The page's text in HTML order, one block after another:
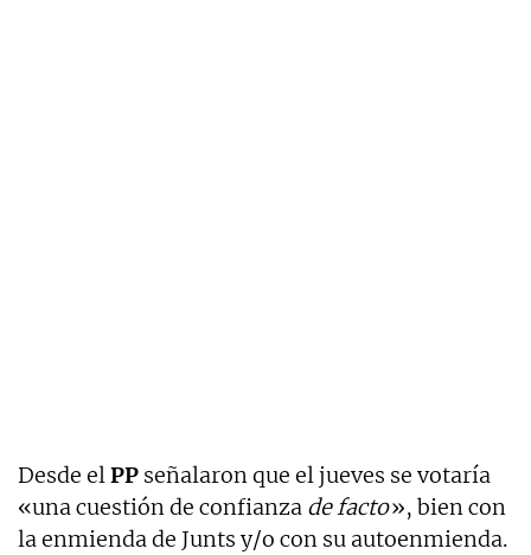
Desde elPP señalaron que el jueves se votaría
«una cuestión de confianza de facto», bien con
la enmienda de Junts y/o con su autoenmienda.